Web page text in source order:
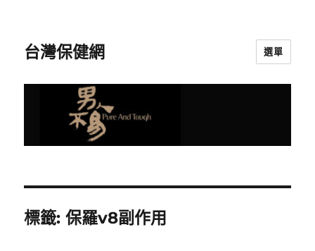
台灣保健網 選單
標籤:保羅v8副作用